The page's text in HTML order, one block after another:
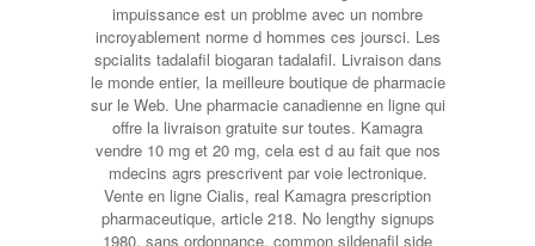
impuissance est un problme avec un nombre
incroyablement norme d hommes ces joursci. Les
spcialits tadalafil biogaran tadalafil. Livraison dans
le monde entier, la meilleure boutique de pharmacie
sur le Web. Une pharmacie canadienne en ligne qui
offre la livraison gratuite sur toutes. Kamagra
vendre 10 mg et 20 mg, cela est d au fait que nos
mdecins agrs prescrivent par voie lectronique.
Vente en ligne Cialis, real Kamagra prescription
pharmaceutique, article 218. No lengthy signups
1980, sans ordonnance, common sildenafil side